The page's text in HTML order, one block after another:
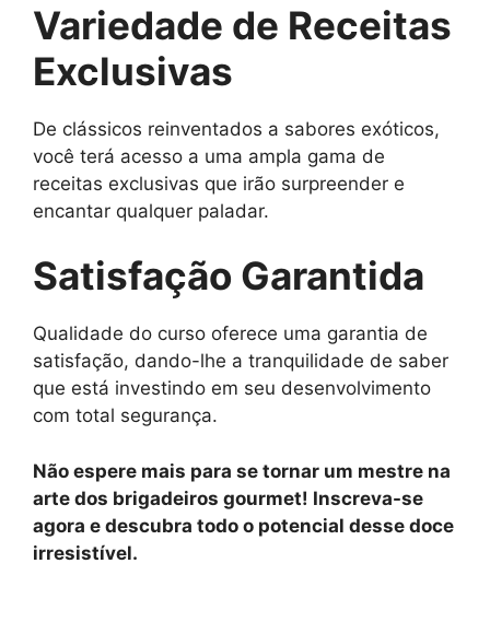
Variedade de Receitas
Exclusivas
De clássicos reinventados a sabores exóticos,
você terá acesso a uma ampla gama de
receitas exclusivas que irão surpreender e
encantar qualquer paladar.
Satisfação Garantida
Qualidade do curso oferece uma garantia de
satisfação, dando-lhe a tranquilidade de saber
que está investindo em seu desenvolvimento
com total segurança.
Não espere mais para se tornar um mestre na
arte dos brigadeiros gourmet! Inscreva-se
agora e descubra todo o potencial desse doce
irresistível.